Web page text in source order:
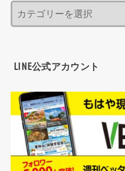
LINE公式アカウント